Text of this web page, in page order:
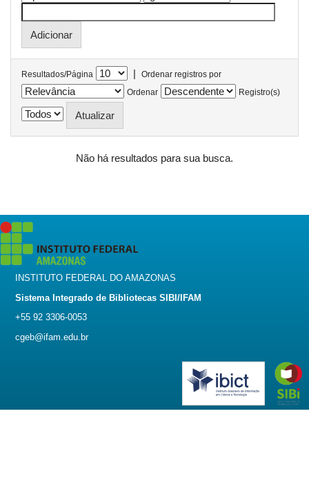
Resultados/Página |
Ordenar registros por
Ordenar
Registro(s)
Não há resultados para sua busca.
INSTITUTO FEDERAL DO AMAZONAS
Sistema Integrado de Bibliotecas SIBI/IFAM
+55 92 3306-0053
cgeb@ifam.edu.br